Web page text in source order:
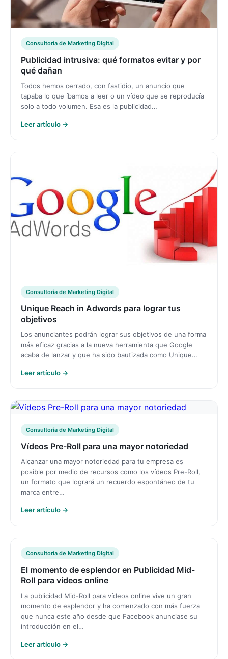
Consultoría de Marketing Digital
Publicidad intrusiva: qué formatos evitar y por
qué dañan
Todos hemos cerrado, con fastidio, un anuncio que
tapaba lo que íbamos a leer o un vídeo que se reproducía
solo a todo volumen. Esa es la publicidad…
Leer artículo →
Consultoría de Marketing Digital
Unique Reach in Adwords para lograr tus
objetivos
Los anunciantes podrán lograr sus objetivos de una forma
más eficaz gracias a la nueva herramienta que Google
acaba de lanzar y que ha sido bautizada como Unique…
Leer artículo →
Consultoría de Marketing Digital
Vídeos Pre-Roll para una mayor notoriedad
Alcanzar una mayor notoriedad para tu empresa es
posible por medio de recursos como los vídeos Pre-Roll,
un formato que logrará un recuerdo espontáneo de tu
marca entre…
Leer artículo →
Consultoría de Marketing Digital
El momento de esplendor en Publicidad Mid-
Roll para vídeos online
La publicidad Mid-Roll para vídeos online vive un gran
momento de esplendor y ha comenzado con más fuerza
que nunca este año desde que Facebook anunciase su
introducción en el…
Leer artículo →